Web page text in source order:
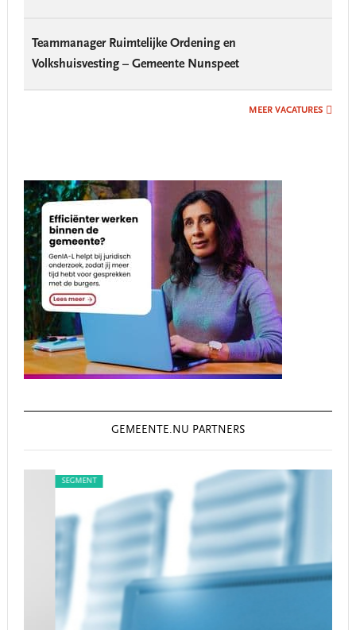
Teammanager Ruimtelijke Ordening en
Volkshuisvesting – Gemeente Nunspeet
MEER VACATURES
GEMEENTE.NU PARTNERS
SEGMENT